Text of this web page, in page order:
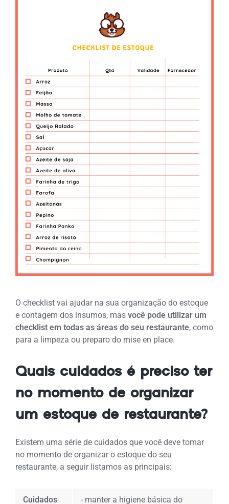
O checklist vai ajudar na sua organização do estoque
e contagem dos insumos, masvocê pode utilizar um
checklist em todas as áreas do seu restaurante, como
para a limpeza ou preparo do mise en place.
Quais cuidados é preciso ter
no momento de organizar
um estoque de restaurante?
Existem uma série de cuidados que você deve tomar
no momento de organizar o estoque do seu
restaurante, a seguir listamos as principais:
Cuidados
- manter a higiene básica do